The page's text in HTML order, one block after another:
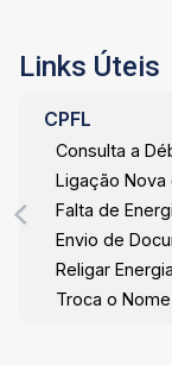
Links Úteis
CPFL
Consulta a
Ligação Nova
Falta de
Envio de
Religar Energia
Troca o